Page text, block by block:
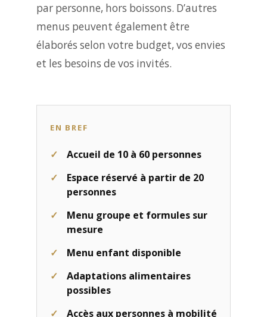
par personne, hors boissons. D’autres
menus peuvent également être
élaborés selon votre budget, vos envies
et les besoins de vos invités.
EN BREF
Accueil de 10 à 60 personnes
Espace réservé à partir de 20
personnes
Menu groupe et formules sur
mesure
Menu enfant disponible
Adaptations alimentaires
possibles
Accès aux personnes à mobilité